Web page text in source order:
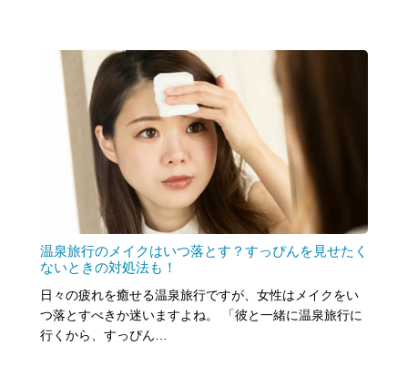
温泉旅行のメイクはいつ落とす？すっぴんを見せたく
ないときの対処法も！
日々の疲れを癒せる温泉旅行ですが、女性はメイクをい
つ落とすべきか迷いますよね。 「彼と一緒に温泉旅行に
行くから、すっぴん…